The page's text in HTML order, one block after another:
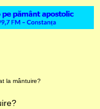
la mântuire?